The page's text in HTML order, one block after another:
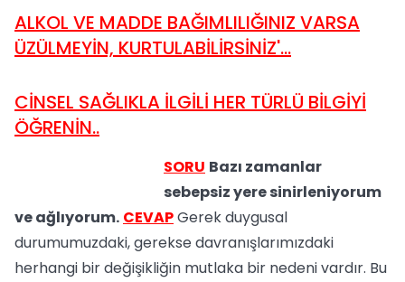
ALKOL VE MADDE BAĞIMLILIĞINIZ VARSA
ÜZÜLMEYİN, KURTULABİLİRSİNİZ'...
CİNSEL SAĞLIKLA İLGİLİ HER TÜRLÜ BİLGİYİ
ÖĞRENİN..
SORU Bazı zamanlar
sebepsiz yere sinirleniyorum
ve ağlıyorum. CEVAPGerek duygusal
durumumuzdaki, gerekse davranışlarımızdaki
herhangi bir değişikliğin mutlaka bir nedeni vardır. Bu